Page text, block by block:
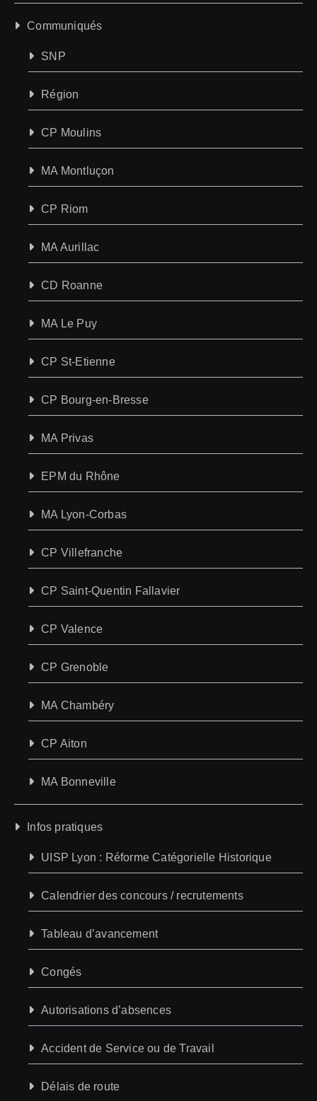
Communiqués
SNP
Région
CP Moulins
MA Montluçon
CP Riom
MA Aurillac
CD Roanne
MA Le Puy
CP St-Etienne
CP Bourg-en-Bresse
MA Privas
EPM du Rhône
MA Lyon-Corbas
CP Villefranche
CP Saint-Quentin Fallavier
CP Valence
CP Grenoble
MA Chambéry
CP Aiton
MA Bonneville
Infos pratiques
UISP Lyon : Réforme Catégorielle Historique
Calendrier des concours / recrutements
Tableau d’avancement
Congés
Autorisations d’absences
Accident de Service ou de Travail
Délais de route